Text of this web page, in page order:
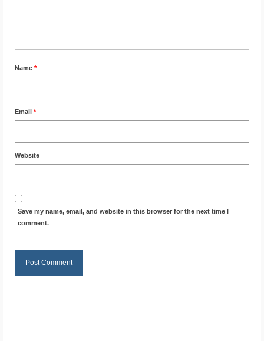
Name *
Email *
Website
Save my name, email, and website in this browser for the next time I
comment.